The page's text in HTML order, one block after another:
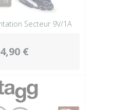
Secteur 9V/1A
€